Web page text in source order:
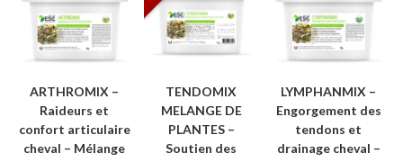
ARTHROMIX –
Raideurs et
confort articulaire
cheval – Mélange
TENDOMIX
MELANGE DE
PLANTES –
Soutien des
LYMPHANMIX –
Engorgement des
tendons et
drainage cheval –